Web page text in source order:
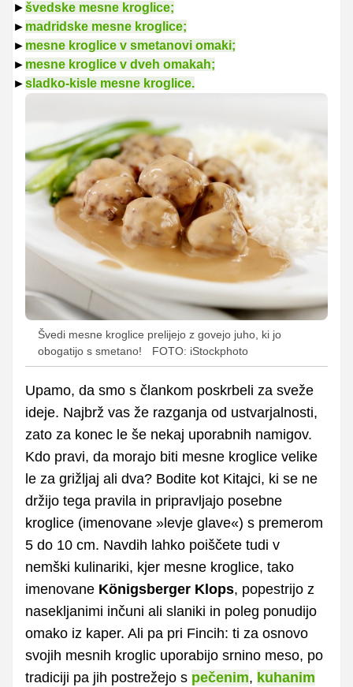
►švedske mesne kroglice;
► madridske mesne kroglice;
► mesne kroglice v smetanovi omaki;
► mesne kroglice v dveh omakah;
►sladko-kisle mesne kroglice.
Švedi mesne kroglice prelijejo z govejo juho, ki jo
obogatijo s smetano!
FOTO: iStockphoto
Upamo, da smo s člankom poskrbeli za sveže
ideje. Najbrž vas že razganja od ustvarjalnosti,
zato za konec le še nekaj uporabnih namigov.
Kdo pravi, da morajo biti mesne kroglice velike
le za grižljaj ali dva? Bodite kot Kitajci, ki se ne
držijo tega pravila in pripravljajo posebne
kroglice (imenovane »levje glave«) s premerom
5 do 10 cm. Navdih lahko poiščete tudi v
nemški kulinariki, kjer mesne kroglice, tako
imenovane Königsberger Klops, popestrijo z
nasekljanimi inčuni ali slaniki in poleg ponudijo
omako iz kaper. Ali pa pri Fincih: ti za osnovo
svojih mesnih kroglic uporabijo srnino meso, po
tradiciji pa jih postrežejo s pečenim, kuhanim